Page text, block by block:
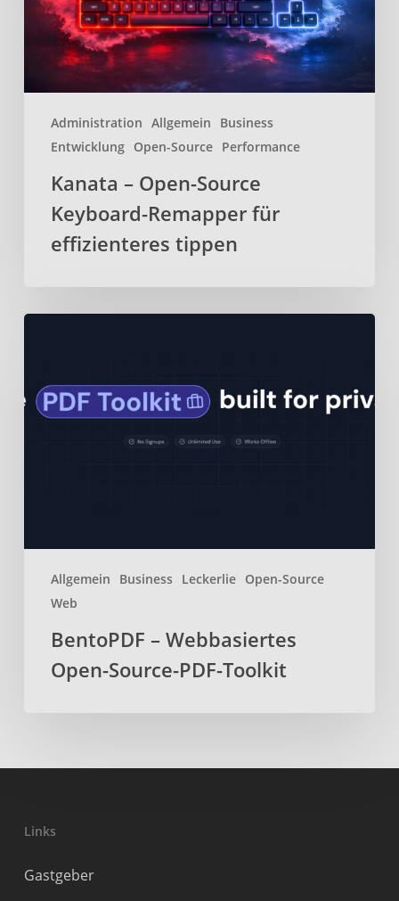
Administration Allgemein
Business
Entwicklung Open-Source Performance
für
effizienteres
tippen
Kanata – Open-Source
Keyboard-Remapper für
effizienteres tippen
Allgemein Business Leckerlie Open-Source
Web
BentoPDF
Open-
Source-
BentoPDF – Webbasiertes
Open-Source-PDF-Toolkit
Links
Gastgeber